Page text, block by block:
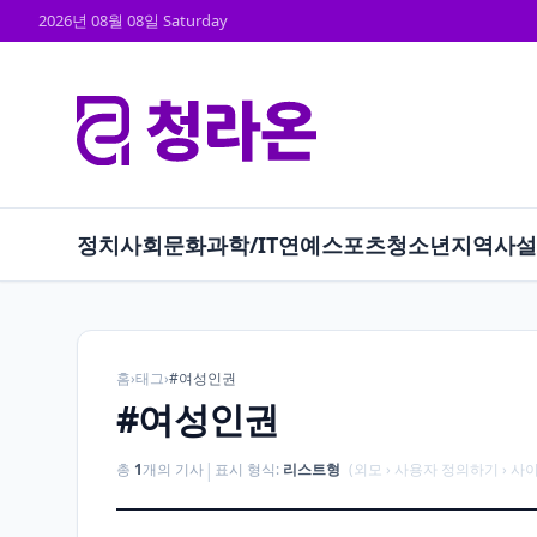
2026년 08월 08일 Saturday
정치사회문화과학/IT연예스포츠청소년지역사
홈›태그›#여성인권
#여성인권
총 1개의 기사 | 표시 형식: 리스트형 (외모 › 사용자 정의하기 › 사